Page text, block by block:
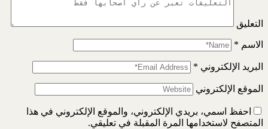
التعليق
الاسم *
البريد الإلكتروني *
الموقع الإلكتروني
احفظ اسمي، بريدي الإلكتروني، والموقع الإلكتروني في هذا
المتصفح لاستخدامها المرة المقبلة في تعليقي.